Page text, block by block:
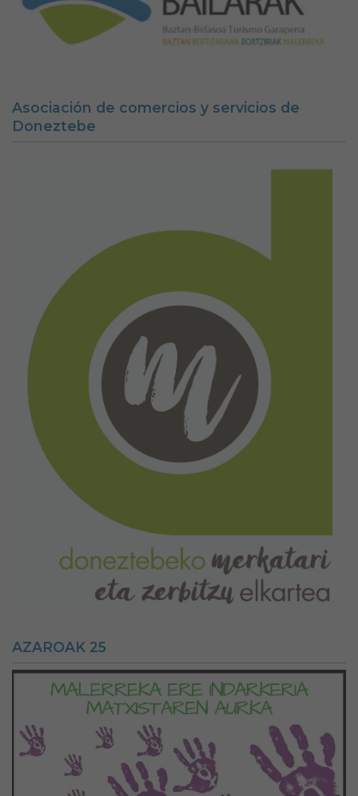
Asociación de comercios y servicios de
Doneztebe
AZAROAK 25